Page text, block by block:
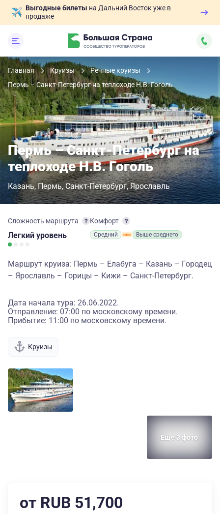
Выгодные билеты на Дальний Восток уже в
продаже
Главная Круизы
Речные круизы
Пермь – Санкт-Петербург на теплоходе Н.В. Гоголь
Пермь – Санкт-Петербург на
теплоходе Н.В. Гоголь
Казань Пермь Санкт-Петербург Ярославль
Сложность маршрута
Легкий уровень
Комфорт
Средний Выше среднего
Маршрут круиза: Пермь – Елабуга – Казань – Городец
– Ярославль – Горицы – Кижи – Санкт-Петербург.
Дата начала тура: 26.06.2022.
Отправление: 07:00 по московскому времени.
Прибытие: 11:00 по московскому времени.
Круизы
Еще 3 фото
от RUB 51,700